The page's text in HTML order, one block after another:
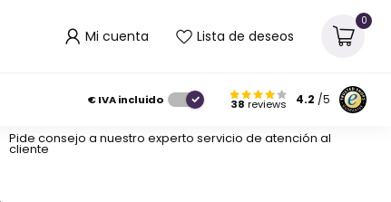
Mi cuenta Lista de deseos
0
€IVA incluido 38 reviews 4.2 /5
Pide consejo a nuestro experto servicio de atención al
cliente